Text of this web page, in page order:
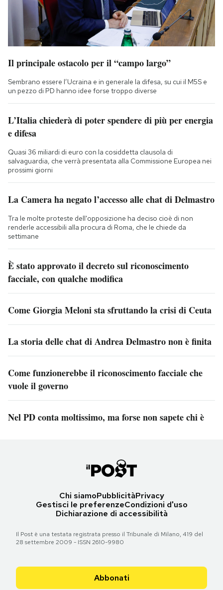
Il principale ostacolo per il “campo largo”
Sembrano essere l’Ucraina e in generale la difesa, su cui il M5S e
un pezzo di PD hanno idee forse troppo diverse
L’Italia chiederà di poter spendere di più per energia
e difesa
Quasi 36 miliardi di euro con la cosiddetta clausola di
salvaguardia, che verrà presentata alla Commissione Europea nei
prossimi giorni
La Camera ha negato l’accesso alle chat di Delmastro
Tra le molte proteste dell'opposizione ha deciso cioè di non
renderle accessibili alla procura di Roma, che le chiede da
settimane
È stato approvato il decreto sul riconoscimento
facciale, con qualche modifica
Come Giorgia Meloni sta sfruttando la crisi di Ceuta
La storia delle chat di Andrea Delmastro non è finita
Come funzionerebbe il riconoscimento facciale che
vuole il governo
Nel PD conta moltissimo, ma forse non sapete chi è
Chi siamoPubblicitàPrivacy
Gestisci le preferenzeCondizioni d'uso
Dichiarazione di accessibilità
Il Post è una testata registrata presso il Tribunale di Milano, 419 del
28 settembre 2009 - ISSN 2610-9980
Abbonati